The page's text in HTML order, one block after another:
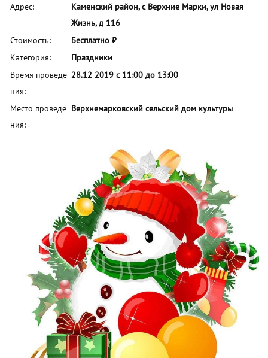
Адрес:
Каменский район, с Верхние Марки, ул Новая
Жизнь, д 116
Стоимость:
Бесплатно ₽
Категория:
Праздники
Время проведе
ния:
28.12 2019 с 11:00 до 13:00
Место проведе
ния:
Верхнемарковский сельский дом культуры